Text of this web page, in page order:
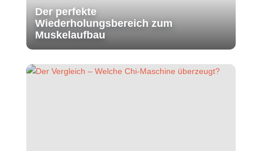
Der perfekte
Wiederholungsbereich zum
Muskelaufbau